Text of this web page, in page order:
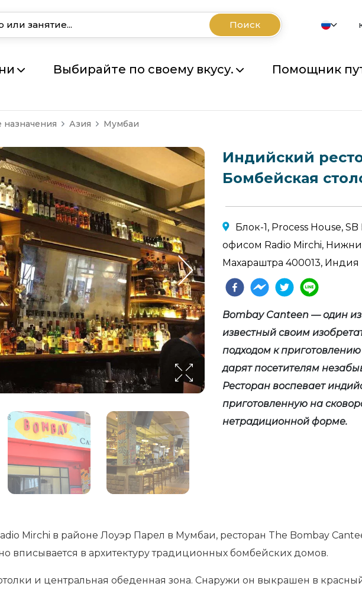
Поиск
Выбирайте по своему вкусу.
Помощник
Азия Мумбаи
Индийский
Бомбейская
Блок-1, Process House,
офисом Radio Mirchi,
Махараштра 400013, Индия
Bombay Canteen — один
известный своим
подходом к
дарят посетителям
Ресторан воспевает
приготовленную на
нетрадиционной форме.
Mirchi в районе Лоуэр Парел в Мумбаи, ресторан The Bombay
вписывается в архитектуру традиционных бомбейских домов.
и центральная обеденная зона. Снаружи он выкрашен в